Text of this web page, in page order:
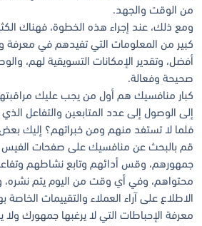
من الوقت والجهد.
ومع ذلك، عند إجراء هذه الخطوة، فهناك
كبير من المعلومات التي تفيدهم في
أفضل، وتقدير الإمكانات التسويقية لهم،
صحيحة وفعالة.
كبار منافسيك هم أول من يجب عليك
إلى الوصول إلى عدد المتابعين والتفاعل
فلما لا تستفد منهم ومن خبراتهم؟ إليك
قم بالبحث عن منافسيك على صفحات الفيس
جمهورهم، وقس أدائهم وتابع نشاطهم
محتواهم، وفي أي وقت من اليوم يتم نشره،
الاطلاع على آراء العملاء والتقييمات
معرفة الإحباطات التي لا يرغبها جمهورك ولا